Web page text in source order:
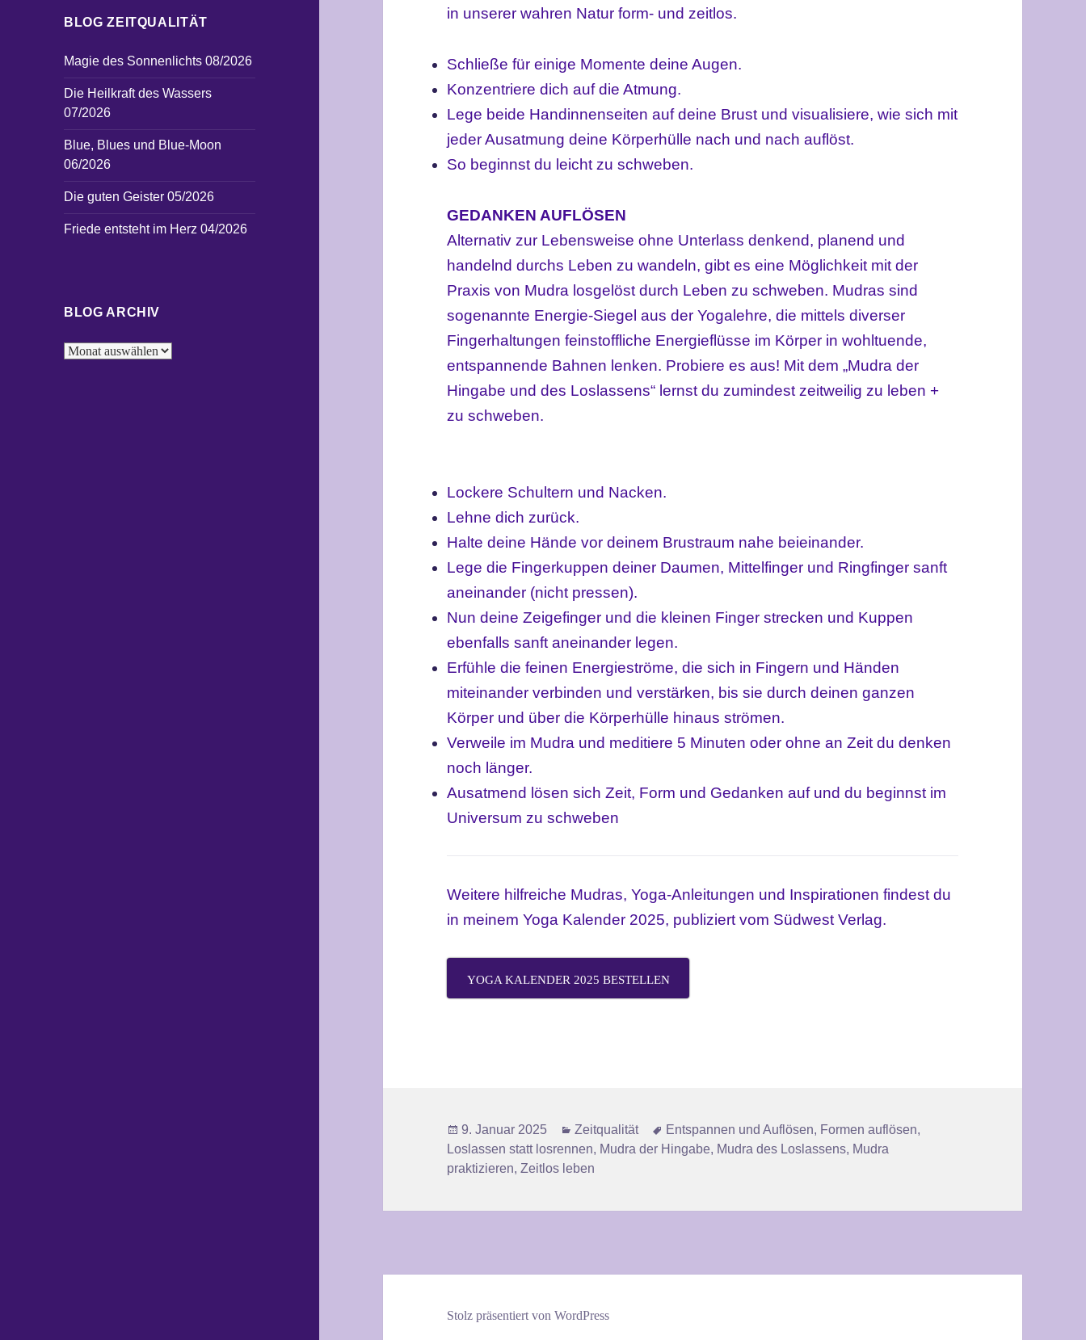
BLOG ZEITQUALITÄT
Magie des Sonnenlichts 08/2026
Die Heilkraft des Wassers
07/2026
Blue, Blues und Blue-Moon
06/2026
Die guten Geister 05/2026
Friede entsteht im Herz 04/2026
BLOG ARCHIV
Blog
in unserer wahren Natur form- und zeitlos.
Schließe für einige Momente deine Augen.
Konzentriere dich auf die Atmung.
Lege beide Handinnenseiten auf deine Brust und visualisiere, wie sich mit
jeder Ausatmung deine Körperhülle nach und nach auflöst.
So beginnst du leicht zu schweben.
GEDANKEN AUFLÖSEN
Alternativ zur Lebensweise ohne Unterlass denkend, planend und
handelnd durchs Leben zu wandeln, gibt es eine Möglichkeit mit der
Praxis von Mudra losgelöst durch Leben zu schweben. Mudras sind
sogenannte Energie-Siegel aus der Yogalehre, die mittels diverser
Fingerhaltungen feinstoffliche Energieflüsse im Körper in wohltuende,
entspannende Bahnen lenken. Probiere es aus! Mit dem „Mudra der
Hingabe und des Loslassens“ lernst du zumindest zeitweilig zu leben +
zu schweben.
Lockere Schultern und Nacken.
Lehne dich zurück.
Halte deine Hände vor deinem Brustraum nahe beieinander.
Lege die Fingerkuppen deiner Daumen, Mittelfinger und Ringfinger sanft
aneinander (nicht pressen).
Nun deine Zeigefinger und die kleinen Finger strecken und Kuppen
ebenfalls sanft aneinander legen.
Erfühle die feinen Energieströme, die sich in Fingern und Händen
miteinander verbinden und verstärken, bis sie durch deinen ganzen
Körper und über die Körperhülle hinaus strömen.
Verweile im Mudra und meditiere 5 Minuten oder ohne an Zeit du denken
noch länger.
Ausatmend lösen sich Zeit, Form und Gedanken auf und du beginnst im
Universum zu schweben
Weitere hilfreiche Mudras, Yoga-Anleitungen und Inspirationen findest du
in meinem Yoga Kalender 2025, publiziert vom Südwest Verlag.
YOGA KALENDER 2025 BESTELLEN
Veröffentlicht
am
9. Januar 2025 Kategorien
Zeitqualität Schlagwörter
Entspannen und Auflösen, Formen auflösen,
Loslassen statt losrennen, Mudra der Hingabe, Mudra des Loslassens, Mudra
praktizieren,Zeitlos leben
Stolz präsentiert von WordPress